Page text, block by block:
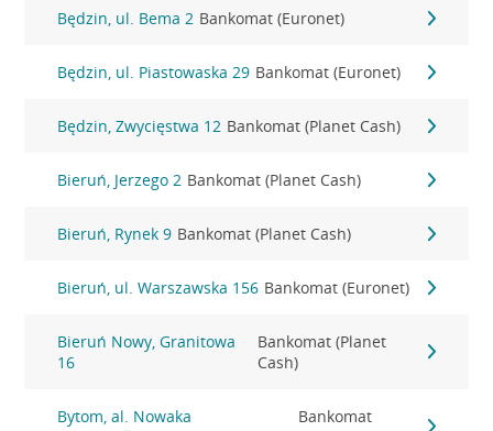
Będzin, ul. Bema 2 Bankomat (Euronet)
Będzin, ul. Piastowaska 29 Bankomat (Euronet)
Będzin, Zwycięstwa 12 Bankomat (Planet Cash)
Bieruń, Jerzego 2 Bankomat (Planet Cash)
Bieruń, Rynek 9 Bankomat (Planet Cash)
Bieruń, ul. Warszawska 156 Bankomat (Euronet)
Bieruń Nowy, Granitowa
16
Bankomat (Planet
Cash)
Bytom, al. Nowaka
Bankomat